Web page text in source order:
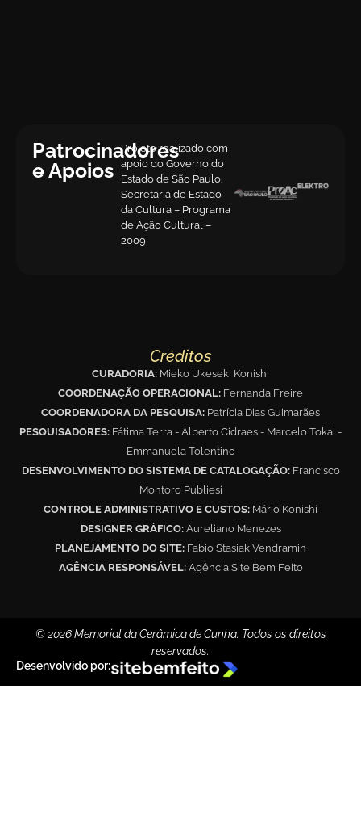
Patrocinadores
e Apoios
Projeto realizado com
apoio do Governo do
Estado de São Paulo.
Secretaria de Estado
da Cultura – Programa
de Ação Cultural –
2009
Créditos
CURADORIA: Mieko Ukeseki Konishi
COORDENAÇÃO OPERACIONAL: Fernanda Freire
COORDENADORA DA PESQUISA: Patrícia Dias Guimarães
PESQUISADORES: Fátima Terra - Alberto Cidraes - Marcelo Tokai -
Emmanuela Tolentino
DESENVOLVIMENTO DO SISTEMA DE CATALOGAÇÃO: Francisco
Montoro Publiesi
CONTROLE ADMINISTRATIVO E CUSTOS: Mário Konishi
DESIGNER GRÁFICO:Aureliano Menezes
PLANEJAMENTO DO SITE: Fabio Stasiak Vendramin
AGÊNCIA RESPONSÁVEL:Agência Site Bem Feito
© 2026 Memorial da Cerâmica de Cunha. Todos os direitos
reservados.
Desenvolvido por: